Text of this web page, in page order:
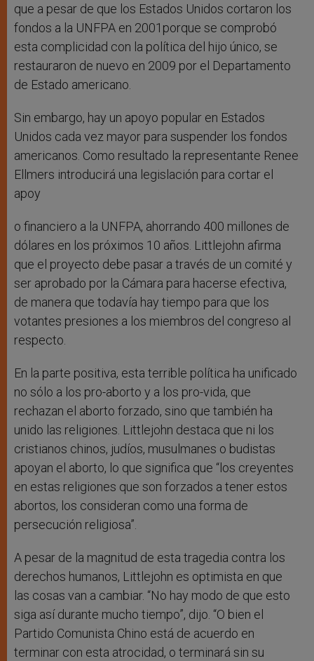
que a pesar de que los Estados Unidos cortaron los
fondos a la UNFPA en 2001porque se comprobó
esta complicidad con la política del hijo único, se
restauraron de nuevo en 2009 por el Departamento
de Estado americano.
Sin embargo, hay un apoyo popular en Estados
Unidos cada vez mayor para suspender los fondos
americanos. Como resultado la representante Renee
Ellmers introducirá una legislación para cortar el
apoy
o financiero a la UNFPA, ahorrando 400 millones de
dólares en los próximos 10 años. Littlejohn afirma
que el proyecto debe pasar a través de un comité y
ser aprobado por la Cámara para hacerse efectiva,
de manera que todavía hay tiempo para que los
votantes presiones a los miembros del congreso al
respecto.
En la parte positiva, esta terrible política ha unificado
no sólo a los pro-aborto y a los pro-vida, que
rechazan el aborto forzado, sino que también ha
unido las religiones. Littlejohn destaca que ni los
cristianos chinos, judíos, musulmanes o budistas
apoyan el aborto, lo que significa que “los creyentes
en estas religiones que son forzados a tener estos
abortos, los consideran como una forma de
persecución religiosa”.
A pesar de la magnitud de esta tragedia contra los
derechos humanos, Littlejohn es optimista en que
las cosas van a cambiar. “No hay modo de que esto
siga así durante mucho tiempo”, dijo. “O bien el
Partido Comunista Chino está de acuerdo en
terminar con esta atrocidad, o terminará sin su